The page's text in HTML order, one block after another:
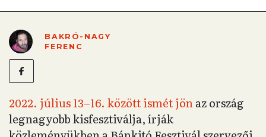
BAKRÓ-NAGY
FERENC
2022. július 13–16. között ismét jönaz ország
legnagyobb kisfesztiválja, írják